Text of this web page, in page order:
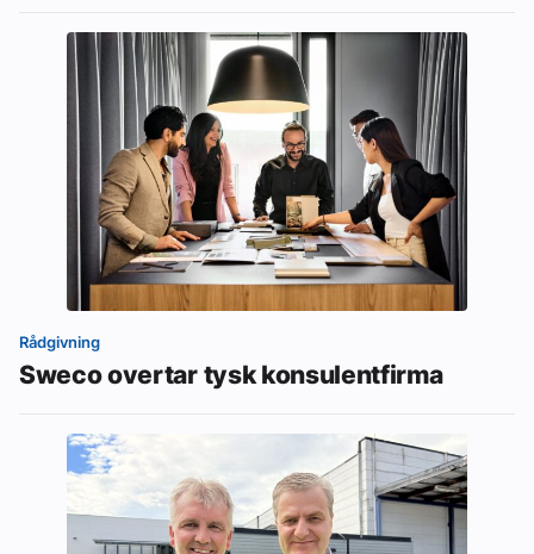
Rådgivning
Sweco overtar tysk konsulentfirma